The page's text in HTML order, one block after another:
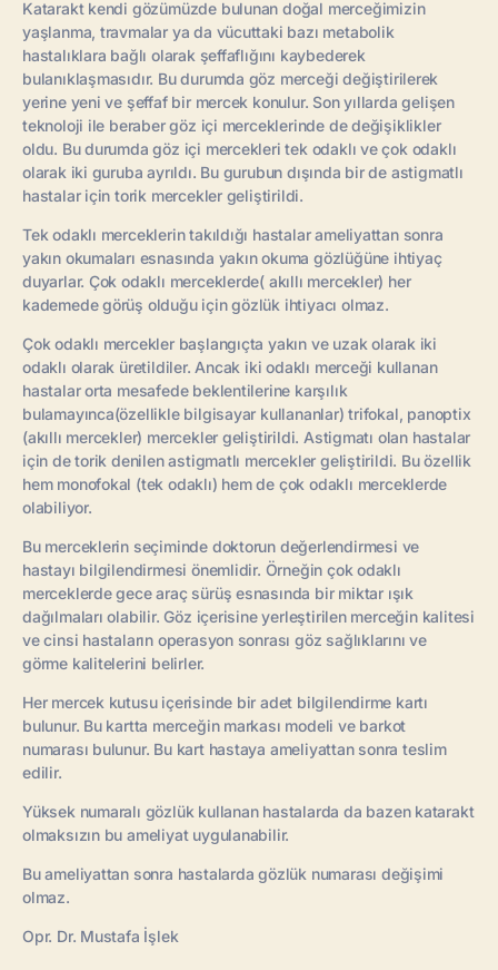
Katarakt kendi gözümüzde bulunan doğal merceğimizin
yaşlanma, travmalar ya da vücuttaki bazı metabolik
hastalıklara bağlı olarak şeffaflığını kaybederek
bulanıklaşmasıdır. Bu durumda göz merceği değiştirilerek
yerine yeni ve şeffaf bir mercek konulur. Son yıllarda gelişen
teknoloji ile beraber göz içi merceklerinde de değişiklikler
oldu. Bu durumda göz içi mercekleri tek odaklı ve çok odaklı
olarak iki guruba ayrıldı. Bu gurubun dışında bir de astigmatlı
hastalar için torik mercekler geliştirildi.
Tek odaklı merceklerin takıldığı hastalar ameliyattan sonra
yakın okumaları esnasında yakın okuma gözlüğüne ihtiyaç
duyarlar. Çok odaklı merceklerde( akıllı mercekler) her
kademede görüş olduğu için gözlük ihtiyacı olmaz.
Çok odaklı mercekler başlangıçta yakın ve uzak olarak iki
odaklı olarak üretildiler. Ancak iki odaklı merceği kullanan
hastalar orta mesafede beklentilerine karşılık
bulamayınca(özellikle bilgisayar kullananlar) trifokal, panoptix
(akıllı mercekler) mercekler geliştirildi. Astigmatı olan hastalar
için de torik denilen astigmatlı mercekler geliştirildi. Bu özellik
hem monofokal (tek odaklı) hem de çok odaklı merceklerde
olabiliyor.
Bu merceklerin seçiminde doktorun değerlendirmesi ve
hastayı bilgilendirmesi önemlidir. Örneğin çok odaklı
merceklerde gece araç sürüş esnasında bir miktar ışık
dağılmaları olabilir. Göz içerisine yerleştirilen merceğin kalitesi
ve cinsi hastaların operasyon sonrası göz sağlıklarını ve
görme kalitelerini belirler.
Her mercek kutusu içerisinde bir adet bilgilendirme kartı
bulunur. Bu kartta merceğin markası modeli ve barkot
numarası bulunur. Bu kart hastaya ameliyattan sonra teslim
edilir.
Yüksek numaralı gözlük kullanan hastalarda da bazen katarakt
olmaksızın bu ameliyat uygulanabilir.
Bu ameliyattan sonra hastalarda gözlük numarası değişimi
olmaz.
Opr. Dr. Mustafa İşlek